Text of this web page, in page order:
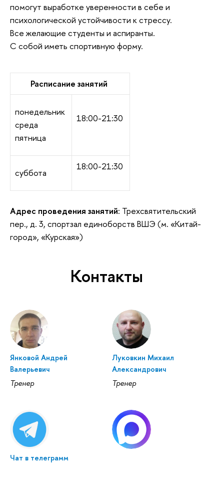
помогут выработке уверенности в себе и
психологической устойчивости к стрессу.
Все желающие студенты и аспиранты.
С собой иметь спортивную форму.
Расписание занятий
понедельник
среда
пятница
18:00-21:30
суббота
18:00-21:30
Адрес проведения занятий: Трехсвятительский
пер., д. 3, спортзал единоборств ВШЭ (м. «Китай-
город», «Курская»)
Контакты
Янковой Андрей
Валерьевич
Тренер
Луковкин Михаил
Александрович
Тренер
Чат в телеграмм